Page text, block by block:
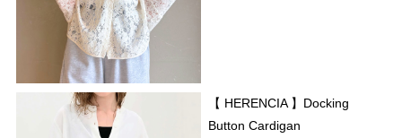
【 HERENCIA 】Docking
Button Cardigan